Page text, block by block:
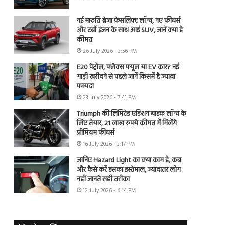
नई मारुति ब्रेजा फेसलिफ्ट लॉन्च, नए फीचर्स
और टर्बो इंजन के साथ आई SUV, जानें क्या है
कीमत
26 July 2026 - 3:56 PM
E20 पेट्रोल, फ्लेक्स फ्यूल या EV कार? नई
गाड़ी खरीदने से पहले जानें किसमें है ज्यादा
फायदा
23 July 2026 - 7:41 PM
Triumph की लिमिटेड एडिशन बाइक लॉन्च के
लिए तैयार, 21 लाख रुपये कीमत में मिलेंगे
प्रीमियम फीचर्स
16 July 2026 - 3:17 PM
जानिए Hazard Light का क्या काम है, कब
और कैसे करें इसका इस्तेमाल, ज्यादातर लोग
नहीं जानते सही तरीका
12 July 2026 - 6:14 PM